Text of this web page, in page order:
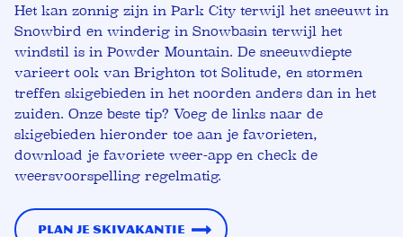
Het kan zonnig zijn in Park City terwijl het sneeuwt in
Snowbird en winderig in Snowbasin terwijl het
windstil is in Powder Mountain. De sneeuwdiepte
varieert ook van Brighton tot Solitude, en stormen
treffen skigebieden in het noorden anders dan in het
zuiden. Onze beste tip? Voeg de links naar de
skigebieden hieronder toe aan je favorieten,
download je favoriete weer-app en check de
weersvoorspelling regelmatig.
Plan je skivakantie